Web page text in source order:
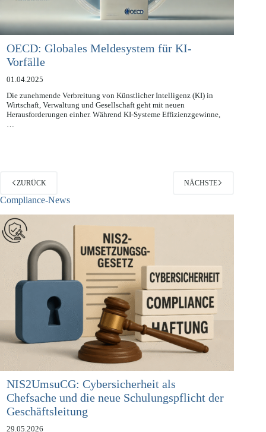
OECD: Globales Meldesystem für KI-
Vorfälle
01.04.2025
Die zunehmende Verbreitung von Künstlicher Intelligenz (KI) in
Wirtschaft, Verwaltung und Gesellschaft geht mit neuen
Herausforderungen einher. Während KI-Systeme Effizienzgewinne,
ZURÜCK
Compliance-News
NIS2UmsuCG: Cybersicherheit als
Chefsache und die neue Schulungspflicht der
Geschäftsleitung